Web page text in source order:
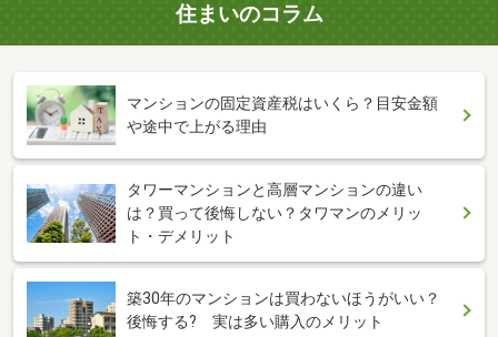
住まいのコラム
マンションの固定資産税はいくら？目安金額
や途中で上がる理由
タワーマンションと高層マンションの違い
は？買って後悔しない？タワマンのメリッ
ト・デメリット
築30年のマンションは買わないほうがいい？
後悔する? 実は多い購入のメリット